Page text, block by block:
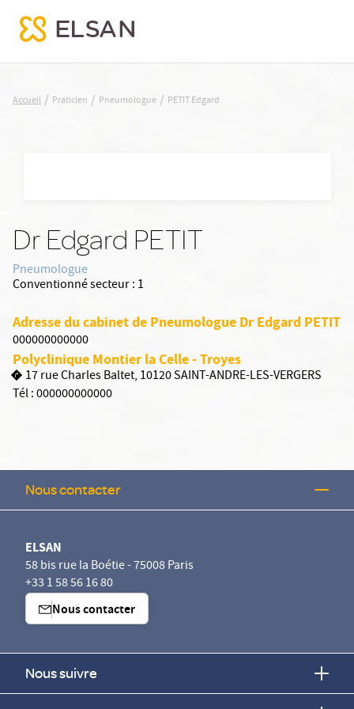
PETIT Edgard
Accueil / Praticien / Pneumologue / PETIT Edgard
Dr Edgard PETIT
Pneumologue
Conventionné secteur : 1
Adresse du cabinet de Pneumologue Dr Edgard PETIT
000000000000
Polyclinique Montier la Celle - Troyes
17 rue Charles Baltet, 10120 SAINT-ANDRE-LES-VERGERS
Tél :000000000000
Nous contacter
ELSAN
58 bis rue la Boétie - 75008 Paris
+33 1 58 56 16 80
Nous contacter
Nous suivre